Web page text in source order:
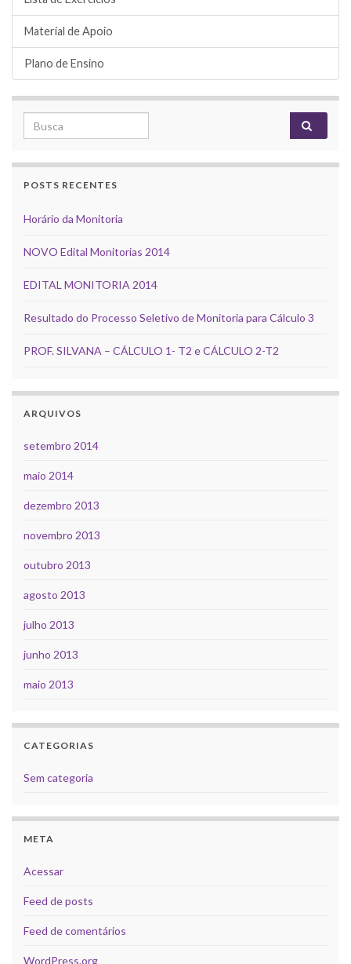
Material de Apoio
Plano de Ensino
Search for:
POSTS RECENTES
Horário da Monitoria
NOVO Edital Monitorias 2014
EDITAL MONITORIA 2014
Resultado do Processo Seletivo de Monitoria para Cálculo 3
PROF. SILVANA – CÁLCULO 1- T2 e CÁLCULO 2-T2
ARQUIVOS
setembro 2014
maio 2014
dezembro 2013
novembro 2013
outubro 2013
agosto 2013
julho 2013
junho 2013
maio 2013
CATEGORIAS
Sem categoria
META
Acessar
Feed de posts
Feed de comentários
WordPress.org